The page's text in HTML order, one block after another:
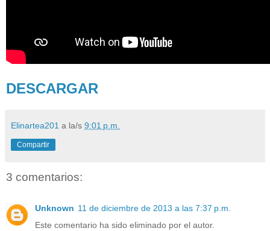
DESCARGAR
Elinartea201 a la/s 9:01 p.m.
Compartir
3 comentarios:
Unknown 11 de diciembre de 2013 a las 7:37 p.m.
Este comentario ha sido eliminado por el autor.